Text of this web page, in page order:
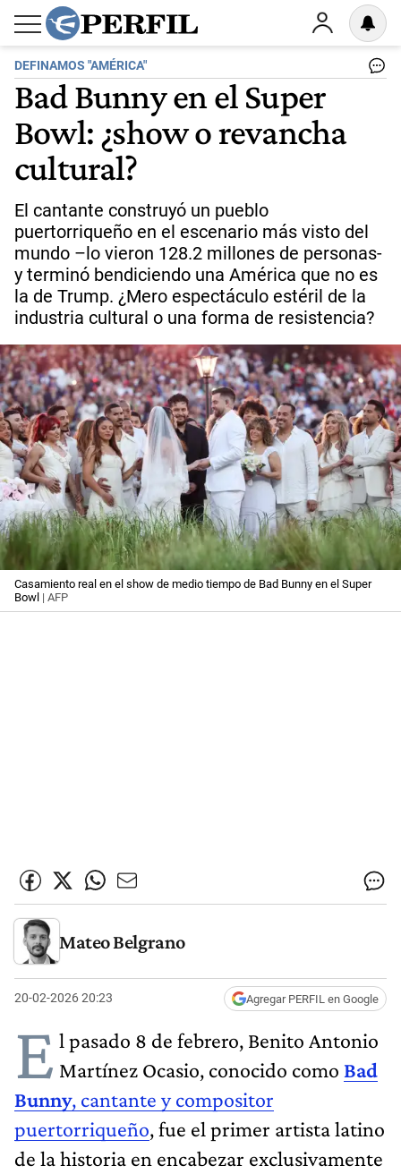
DEFINAMOS "AMÉRICA"
Bad Bunny en el Super
Bowl: ¿show o revancha
cultural?
El cantante construyó un pueblo
puertorriqueño en el escenario más visto del
mundo –lo vieron 128.2 millones de personas-
y terminó bendiciendo una América que no es
la de Trump. ¿Mero espectáculo estéril de la
industria cultural o una forma de resistencia?
Casamiento real en el show de medio tiempo de Bad Bunny en el Super
Bowl | AFP
Mateo Belgrano
20-02-2026 20:23 Agregar PERFIL en Google
E l pasado 8 de febrero, Benito Antonio
Martínez Ocasio, conocido como Bad
Bunny, cantante y compositor
puertorriqueño, fue el primer artista latino
de la historia en encabezar exclusivamente